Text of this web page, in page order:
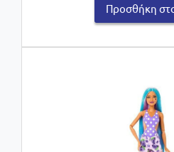
Προσθήκη